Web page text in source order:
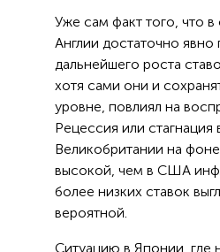
Уже сам факт того, что
Англии достаточно явно
дальнейшего роста
хотя сами они и
уровне, повлиял на
Рецессия или стагнация
Великобритании на
высокой, чем в США
более низких ставок
вероятной.
Ситуацию в Японии, где